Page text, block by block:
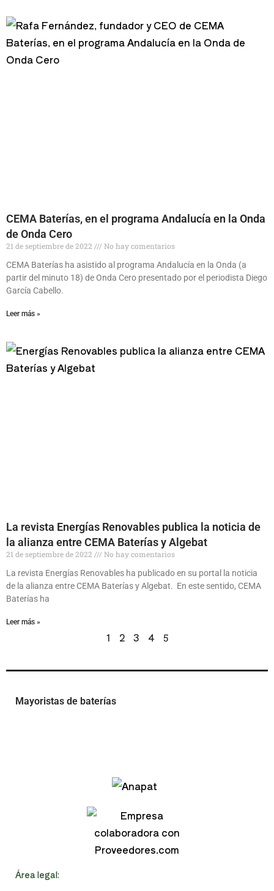
CEMA Baterías, en el programa Andalucía en la Onda
de Onda Cero
21 de septiembre de 2022
No hay comentarios
CEMA Baterías ha asistido al programa Andalucía en la Onda (a
partir del minuto 18) de Onda Cero presentado por el periodista Diego
García Cabello.
Leer más »
La revista Energías Renovables publica la noticia de
la alianza entre CEMA Baterías y Algebat
21 de septiembre de 2022
No hay comentarios
La revista Energías Renovables ha publicado en su portal la noticia
de la alianza entre CEMA Baterías y Algebat. En este sentido, CEMA
Baterías ha
Leer más »
1 2 3 4 5
Mayoristas de baterías
Área legal: